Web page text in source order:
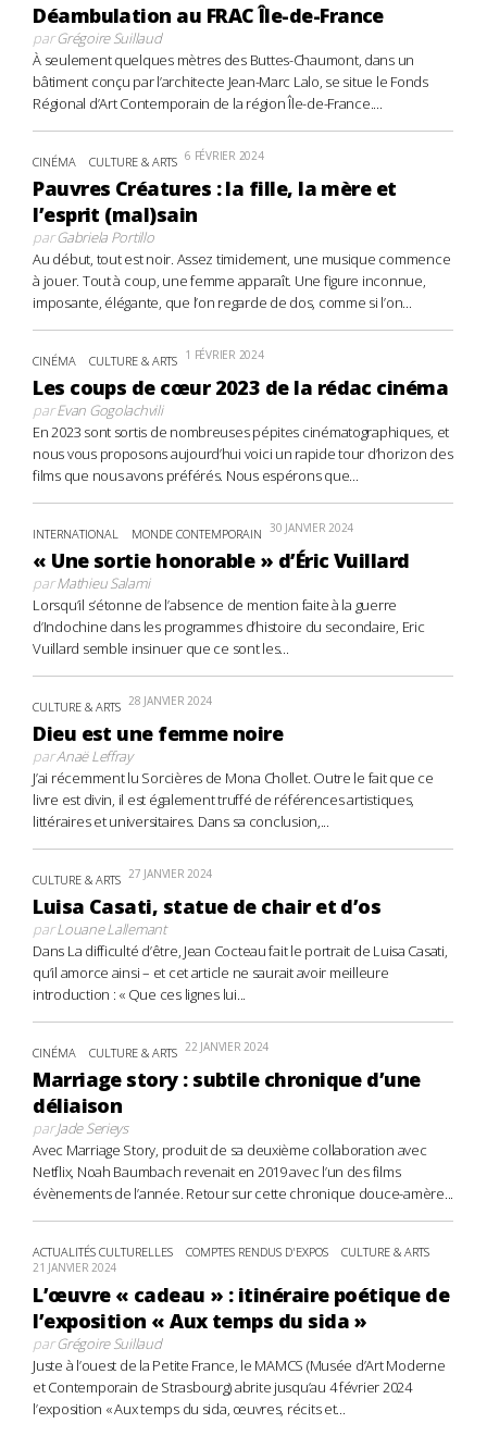
Déambulation au FRAC Île-de-France
parGrégoire Suillaud
À seulement quelques mètres des Buttes-Chaumont, dans un
bâtiment conçu par l’architecte Jean-Marc Lalo, se situe le Fonds
Régional d’Art Contemporain de la région Île-de-France....
CINÉMA CULTURE & ARTS 6 FÉVRIER 2024
Pauvres Créatures : la fille, la mère et
l’esprit (mal)sain
parGabriela Portillo
Au début, tout est noir. Assez timidement, une musique commence
à jouer. Tout à coup, une femme apparaît. Une figure inconnue,
imposante, élégante, que l’on regarde de dos, comme si l’on...
CINÉMA CULTURE & ARTS 1 FÉVRIER 2024
Les coups de cœur 2023 de la rédac cinéma
parEvan Gogolachvili
En 2023 sont sortis de nombreuses pépites cinématographiques, et
nous vous proposons aujourd’hui voici un rapide tour d’horizon des
films que nous avons préférés. Nous espérons que...
INTERNATIONAL MONDE CONTEMPORAIN 30 JANVIER 2024
« Une sortie honorable » d’Éric Vuillard
parMathieu Salami
Lorsqu’il s’étonne de l’absence de mention faite à la guerre
d’Indochine dans les programmes d’histoire du secondaire, Eric
Vuillard semble insinuer que ce sont les...
CULTURE & ARTS 28 JANVIER 2024
Dieu est une femme noire
parAnaë Leffray
J’ai récemment lu Sorcières de Mona Chollet. Outre le fait que ce
livre est divin, il est également truffé de références artistiques,
littéraires et universitaires. Dans sa conclusion,...
CULTURE & ARTS 27 JANVIER 2024
Luisa Casati, statue de chair et d’os
parLouane Lallemant
Dans La difficulté d’être, Jean Cocteau fait le portrait de Luisa Casati,
qu’il amorce ainsi – et cet article ne saurait avoir meilleure
introduction : « Que ces lignes lui...
CINÉMA CULTURE & ARTS 22 JANVIER 2024
Marriage story : subtile chronique d’une
déliaison
parJade Serieys
Avec Marriage Story, produit de sa deuxième collaboration avec
Netflix, Noah Baumbach revenait en 2019 avec l’un des films
évènements de l’année. Retour sur cette chronique douce-amère...
ACTUALITÉS CULTURELLES COMPTES RENDUS D'EXPOS CULTURE & ARTS
21 JANVIER 2024
L’œuvre « cadeau » : itinéraire poétique de
l’exposition « Aux temps du sida »
parGrégoire Suillaud
Juste à l’ouest de la Petite France, le MAMCS (Musée d’Art Moderne
et Contemporain de Strasbourg) abrite jusqu’au 4 février 2024
l’exposition « Aux temps du sida, œuvres, récits et...